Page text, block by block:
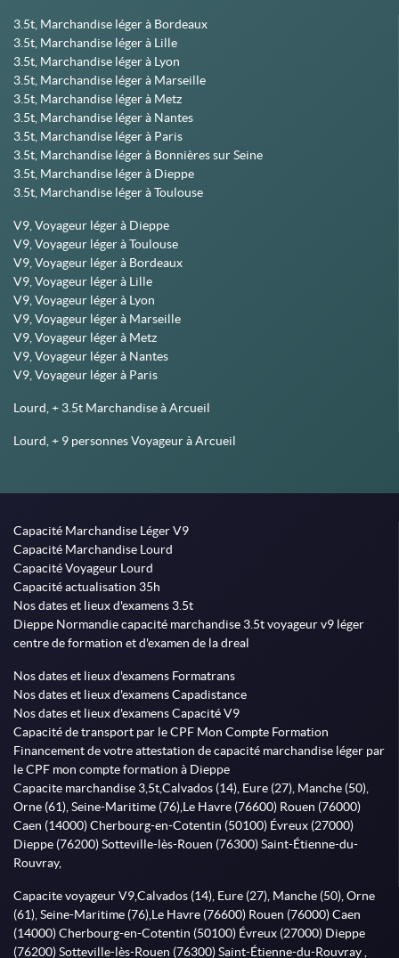
3.5t, Marchandise léger à Bordeaux
3.5t, Marchandise léger à Lille
3.5t, Marchandise léger à Lyon
3.5t, Marchandise léger à Marseille
3.5t, Marchandise léger à Metz
3.5t, Marchandise léger à Nantes
3.5t, Marchandise léger à Paris
3.5t, Marchandise léger à Bonnières sur Seine
3.5t, Marchandise léger à Dieppe
3.5t, Marchandise léger à Toulouse
V9, Voyageur léger à Dieppe
V9, Voyageur léger à Toulouse
V9, Voyageur léger à Bordeaux
V9, Voyageur léger à Lille
V9, Voyageur léger à Lyon
V9, Voyageur léger à Marseille
V9, Voyageur léger à Metz
V9, Voyageur léger à Nantes
V9, Voyageur léger à Paris
Lourd, + 3.5t Marchandise à Arcueil
Lourd, + 9 personnes Voyageur à Arcueil
Capacité Marchandise Léger V9
Capacité Marchandise Lourd
Capacité Voyageur Lourd
Capacité actualisation 35h
Nos dates et lieux d'examens 3.5t
Dieppe Normandie capacité marchandise 3.5t voyageur v9 léger
centre de formation et d'examen de la dreal
Nos dates et lieux d'examens Formatrans
Nos dates et lieux d'examens Capadistance
Nos dates et lieux d'examens Capacité V9
Capacité de transport par le CPF Mon Compte Formation
Financement de votre attestation de capacité marchandise léger par
le CPF mon compte formation à Dieppe
Capacite marchandise 3,5t,Calvados (14), Eure (27), Manche (50),
Orne (61), Seine-Maritime (76),Le Havre (76600) Rouen (76000)
Caen (14000) Cherbourg-en-Cotentin (50100) Évreux (27000)
Dieppe (76200) Sotteville-lès-Rouen (76300) Saint-Étienne-du-
Rouvray,
Capacite voyageur V9,Calvados (14), Eure (27), Manche (50), Orne
(61), Seine-Maritime (76),Le Havre (76600) Rouen (76000) Caen
(14000) Cherbourg-en-Cotentin (50100) Évreux (27000) Dieppe
(76200) Sotteville-lès-Rouen (76300) Saint-Étienne-du-Rouvray ,